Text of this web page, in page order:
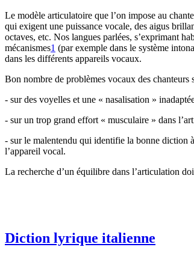
Le modèle articulatoire que l’on impose au
qui exigent une puissance vocale, des aigus
octaves, etc. Nos langues parlées, s’exprimant
mécanismes1 (par exemple dans le système
dans les différents appareils vocaux.
Bon nombre de problèmes vocaux des
- sur des voyelles et une « nasalisation »
- sur un trop grand effort « musculaire » dans
- sur le malentendu qui identifie la bonne diction
l’appareil vocal.
La recherche d’un équilibre dans l’articulation
Diction lyrique italienne